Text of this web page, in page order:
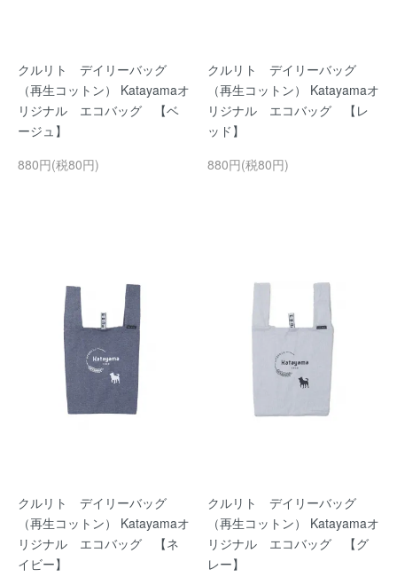
クルリト デイリーバッグ
（再生コットン） Katayamaオ
リジナル エコバッグ 【ベ
ージュ】
880円(税80円)
クルリト デイリーバッグ
（再生コットン） Katayamaオ
リジナル エコバッグ 【レ
ッド】
880円(税80円)
クルリト デイリーバッグ
（再生コットン） Katayamaオ
リジナル エコバッグ 【ネ
イビー】
クルリト デイリーバッグ
（再生コットン） Katayamaオ
リジナル エコバッグ 【グ
レー】